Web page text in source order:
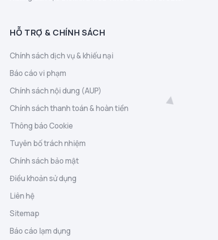
HỖ TRỢ & CHÍNH SÁCH
Chính sách dịch vụ & khiếu nại
Báo cáo vi phạm
Chính sách nội dung (AUP)
Chính sách thanh toán & hoàn tiền
Thông báo Cookie
Tuyên bố trách nhiệm
Chính sách bảo mật
Điều khoản sử dụng
Liên hệ
Sitemap
Báo cáo lạm dụng